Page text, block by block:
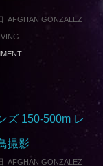
AFGHAN GONZALEZ
ズ 150-500m レ
撮影
AFGHAN GONZALEZ